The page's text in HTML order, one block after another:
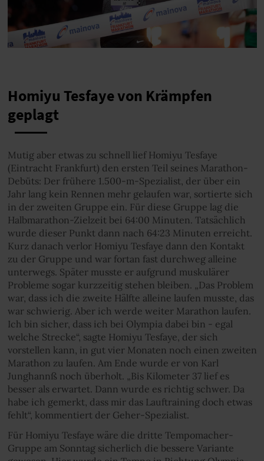
Homiyu Tesfaye von Krämpfen
geplagt
Mutig aber etwas zu schnell lief Homiyu Tesfaye
(Eintracht Frankfurt) den ersten Teil seines Marathon-
Debüts: Der frühere 1.500-m-Spezialist, der über ein
Jahr lang kein Rennen mehr gelaufen war, sortierte sich
in der zweiten Gruppe ein. Für diese Gruppe lag die
Halbmarathon-Zielzeit bei 64:00 Minuten. Tatsächlich
wurde dieser Punkt dann nach 64:23 Minuten erreicht.
Kurz danach verlor Homiyu Tesfaye dann den Kontakt
zu der Gruppe und war fortan fast durchweg alleine
unterwegs. Später musste er aufgrund muskulärer
Probleme sogar kurzzeitig stehen bleiben. „Das Problem
war, dass ich die zweite Hälfte alleine laufen musste, das
war schwierig. Aber ich werde weiter Marathon laufen.
Ich bin sicher, dass ich bei Olympia dabei bin - egal
welche Strecke“, sagte Homiyu Tesfaye, der sich
vorstellen kann, in gut vier Monaten noch einen zweiten
Marathon zu laufen. Am Ende wurde er von Karl
Junghannß noch überholt. „Bis Kilometer 37 lief es
besser als erwartet. Dann wurde es richtig schwer. Da
habe ich gemerkt, dass mir das Lauftraining doch etwas
fehlt“, kommentiert der Geher-Spezialist.
Für Homiyu Tesfaye wäre die dritte Tempomacher-
Gruppe am Sonntag sicherlich die bessere Variante